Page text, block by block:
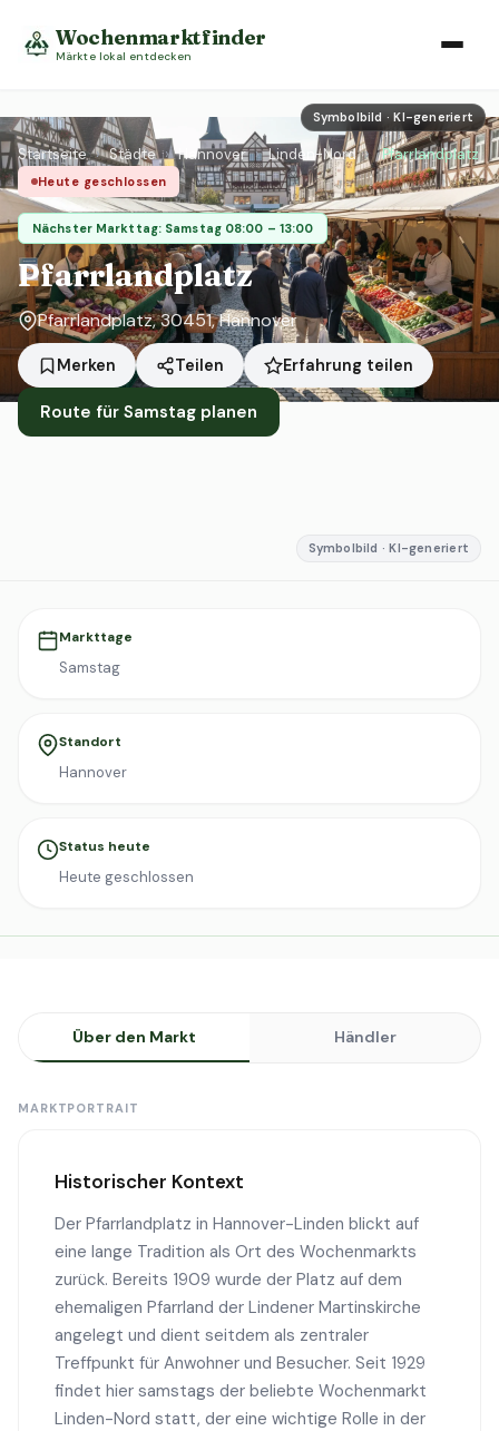
Wochenmarktfinder
Märkte lokal entdecken
Symbolbild · KI-generiert
Startseite › Städte › Hannover › Linden-Nord › Pfarrlandplatz
Heute geschlossen
Nächster Markttag: Samstag 08:00 – 13:00
Pfarrlandplatz
Pfarrlandplatz, 30451, Hannover
Merken Teilen Erfahrung teilen
Route für Samstag planen
Symbolbild · KI-generiert
Markttage
Samstag
Standort
Hannover
Status heute
Heute geschlossen
Über den Markt Händler
MARKTPORTRAIT
Historischer Kontext
Der Pfarrlandplatz in Hannover-Linden blickt auf
eine lange Tradition als Ort des Wochenmarkts
zurück. Bereits 1909 wurde der Platz auf dem
ehemaligen Pfarrland der Lindener Martinskirche
angelegt und dient seitdem als zentraler
Treffpunkt für Anwohner und Besucher. Seit 1929
findet hier samstags der beliebte Wochenmarkt
Linden-Nord statt, der eine wichtige Rolle in der